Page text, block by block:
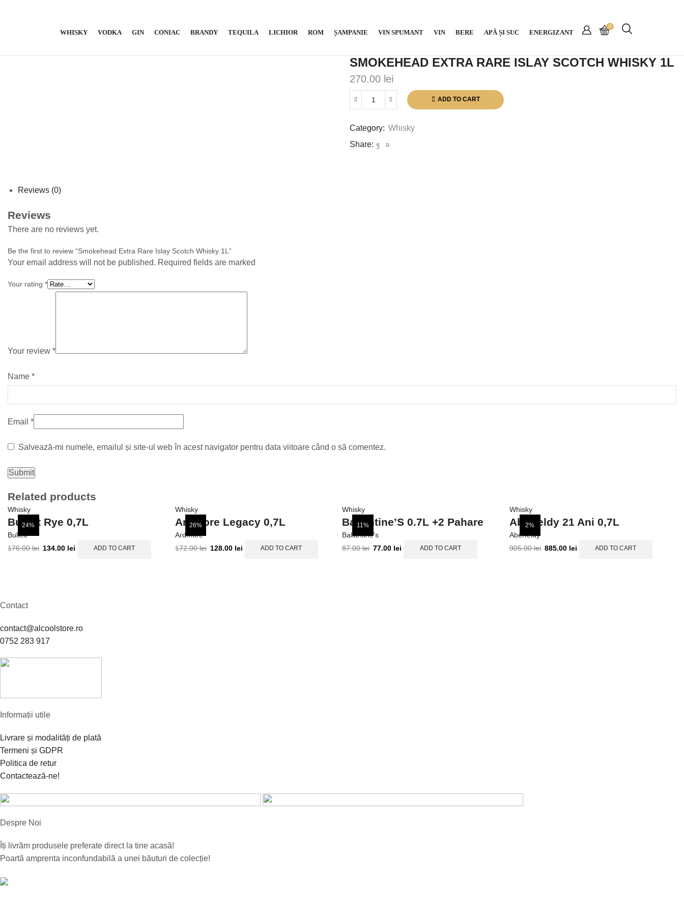
WHISKY VODKA GIN CONIAC BRANDY TEQUILA LICHIOR ROM ȘAMPANIE VIN SPUMANT VIN BERE APĂ ȘI SUC ENERGIZANT
0
SMOKEHEAD EXTRA RARE ISLAY SCOTCH WHISKY 1L
270.00 lei
Smokehead
Rare
Islay
Scotch
ADD TO CART
Category: Whisky
Share:
Reviews (0)
Reviews
There are no reviews yet.
Be the first to review “Smokehead Extra Rare Islay Scotch Whisky 1L”
Your email address will not be published. Required fields are marked
Your rating *
Your review *
Name *
Email *
Salvează-mi numele, emailul și site-ul web în acest navigator pentru data viitoare când o să comentez.
Related products
24%
Whisky
Bulleit Rye 0,7L
Bulleit
176.00lei 134.00 lei ADD TO CART
26%
Whisky
Ardmore Legacy 0,7L
Ardmore
172.00lei 128.00 lei ADD TO CART
11%
Whisky
Ballantine’S 0.7L +2 Pahare
Ballantine's
87.00lei 77.00 lei ADD TO CART
2%
Whisky
Aberfeldy 21 Ani 0,7L
Aberfeldy
905.00lei 885.00 lei ADD TO CART
Contact
contact@alcoolstore.ro
0752 283 917
Informații utile
Livrare și modalități de plată
Termeni și GDPR
Politica de retur
Contactează-ne!
Despre Noi
Îți livrăm produsele preferate direct la tine acasă!
Poartă amprenta inconfundabilă a unei băuturi de colecție!